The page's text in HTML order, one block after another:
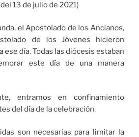
13 de julio de 2021)
el Apostolado de los Ancianos,
de los Jóvenes hicieron
ese día. Todas las diócesis estaban
este día de una manera
entramos en confinamiento
del día de la celebración.
son necesarias para limitar la